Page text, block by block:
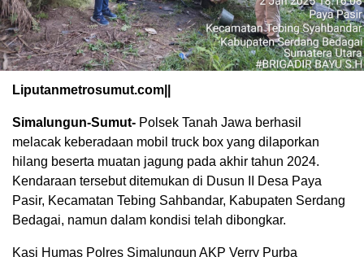
Liputanmetrosumut.com||
Simalungun-Sumut- Polsek Tanah Jawa berhasil
melacak keberadaan mobil truck box yang dilaporkan
hilang beserta muatan jagung pada akhir tahun 2024.
Kendaraan tersebut ditemukan di Dusun II Desa Paya
Pasir, Kecamatan Tebing Sahbandar, Kabupaten Serdang
Bedagai, namun dalam kondisi telah dibongkar.
Kasi Humas Polres Simalungun AKP Verry Purba